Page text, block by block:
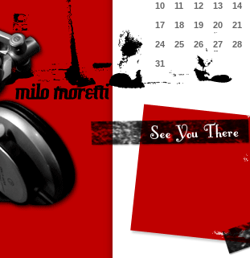
10
11 12 13 14
17
18 19 20 21
24
25 26 27 28
31